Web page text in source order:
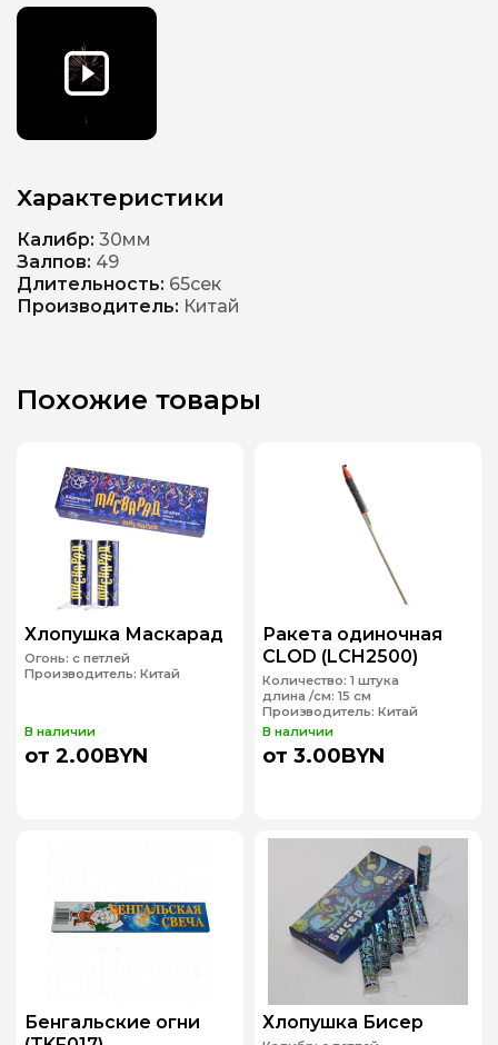
Характеристики
Калибр: 30мм
Залпов: 49
Длительность: 65сек
Производитель: Китай
Похожие товары
Хлопушка Маскарад
Огонь: с петлей
Производитель: Китай
В наличии
от 2.00BYN
Ракета одиночная
CLOD (LCH2500)
Количество: 1 штука
длина /см: 15 см
Производитель: Китай
В наличии
от 3.00BYN
Бенгальские огни
Хлопушка Бисер